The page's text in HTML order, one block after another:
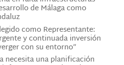
de Málaga como
como Representante:
y continuada inversión
con su entorno”
necesita una planificación